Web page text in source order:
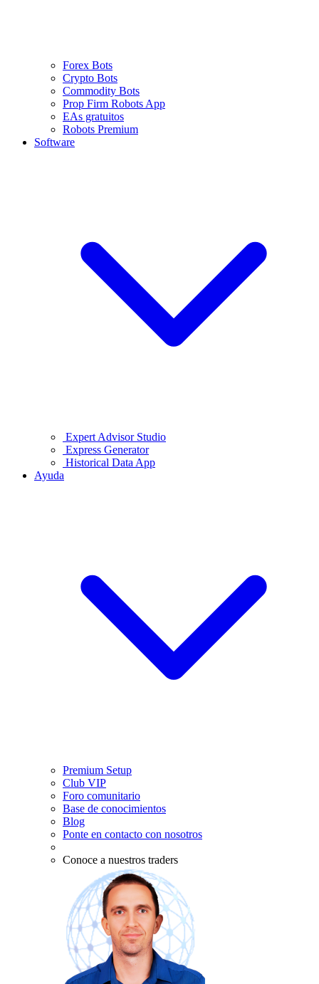
Forex Bots
Crypto Bots
Commodity Bots
Prop Firm Robots App
EAs gratuitos
Robots Premium
Software
Expert Advisor Studio
Express Generator
Historical Data App
Ayuda
Premium Setup
Club VIP
Foro comunitario
Base de conocimientos
Blog
Ponte en contacto con nosotros
Conoce a nuestros traders